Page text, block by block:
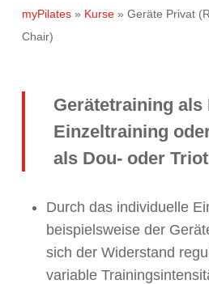
myPilates» Kurse» Geräte Privat
Chair)
Gerätetraining als
Einzeltraining
als Dou- oder
Durch das individuelle
beispielsweise der
sich der Widerstand
variable